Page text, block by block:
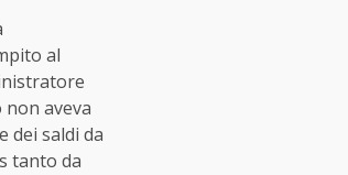
al
aveva
dei saldi da
tanto da